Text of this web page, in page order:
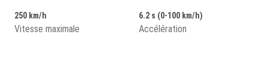
250 km/h
Vitesse maximale
6.2 s (0-100 km/h)
Accélération